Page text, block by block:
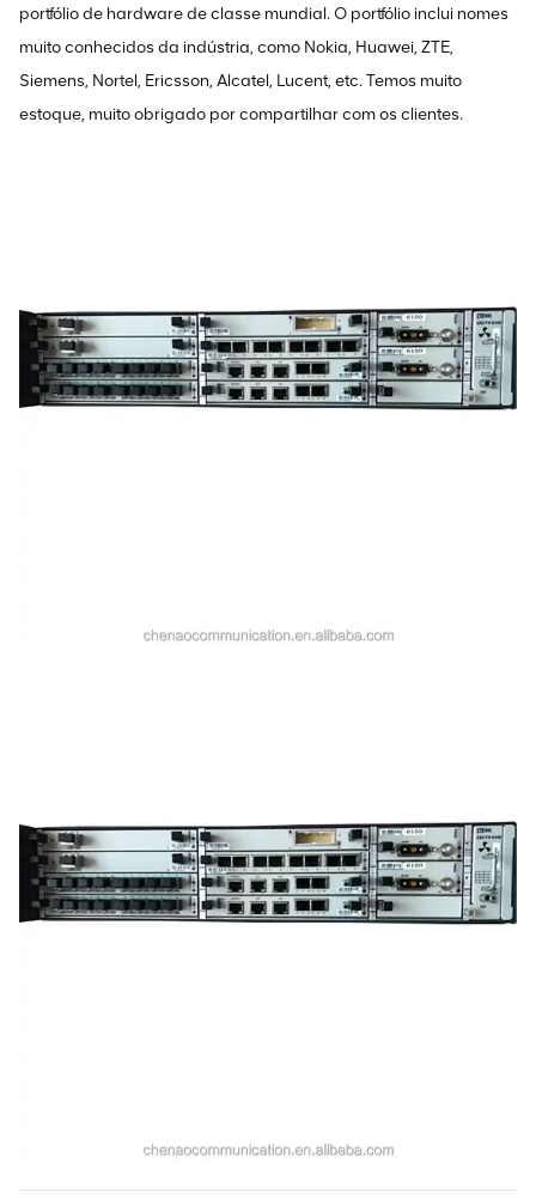
portfólio de hardware de classe mundial. O portfólio inclui nomes
muito conhecidos da indústria, como Nokia, Huawei, ZTE,
Siemens, Nortel, Ericsson, Alcatel, Lucent, etc. Temos muito
estoque, muito obrigado por compartilhar com os clientes.